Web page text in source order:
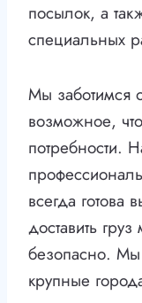
посылок, а
специальных
Мы заботимся
возможное,
потребности.
всегда готова
доставить
безопасно. Мы
крупные